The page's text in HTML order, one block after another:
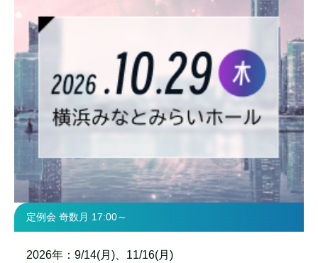
定例会 奇数月 17:00～
2026年：9/14(月)、11/16(月)